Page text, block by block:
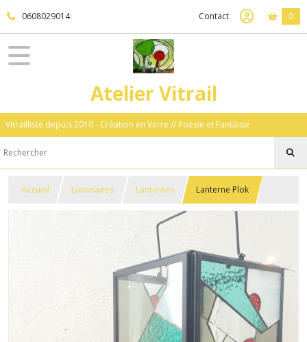
0608029014 Contact 0
Atelier Vitrail
Vitrailliste depuis 2010 - Création en Verre // Poésie et Fantaisie
Accueil Luminaires Lanternes Lanterne Plok